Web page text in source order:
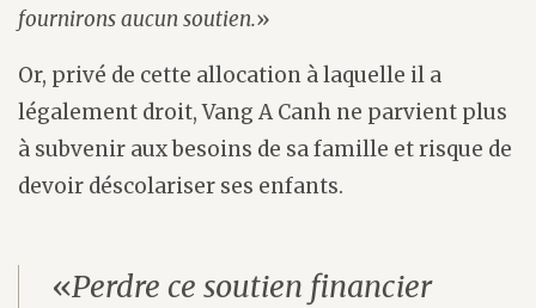
fournirons aucun soutien.»
Or, privé de cette allocation à laquelle il a
légalement droit, Vang A Canh ne parvient plus
à subvenir aux besoins de sa famille et risque de
devoir déscolariser ses enfants.
«Perdre ce soutien financier